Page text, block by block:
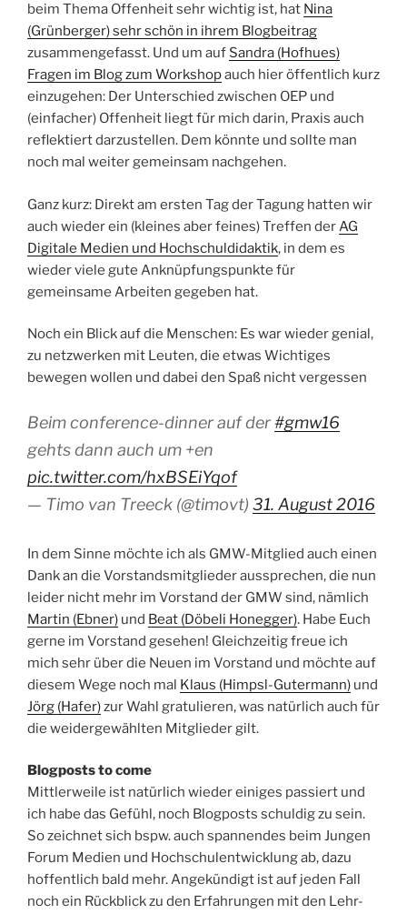
beim Thema Offenheit sehr wichtig ist, hat Nina
(Grünberger) sehr schön in ihrem Blogbeitrag
zusammengefasst. Und um auf Sandra (Hofhues)
Fragen im Blog zum Workshopauch hier öffentlich kurz
einzugehen: Der Unterschied zwischen OEP und
(einfacher) Offenheit liegt für mich darin, Praxis auch
reflektiert darzustellen. Dem könnte und sollte man
noch mal weiter gemeinsam nachgehen.
Ganz kurz: Direkt am ersten Tag der Tagung hatten wir
auch wieder ein (kleines aber feines) Treffen derAG
Digitale Medien und Hochschuldidaktik, in dem es
wieder viele gute Anknüpfungspunkte für
gemeinsame Arbeiten gegeben hat.
Noch ein Blick auf die Menschen: Es war wieder genial,
zu netzwerken mit Leuten, die etwas Wichtiges
bewegen wollen und dabei den Spaß nicht vergessen
Beim conference-dinner auf der#gmw16
gehts dann auch um +en
pic.twitter.com/hxBSEiYqof
— Timo van Treeck (@timovt) 31. August 2016
In dem Sinne möchte ich als GMW-Mitglied auch einen
Dank an die Vorstandsmitglieder aussprechen, die nun
leider nicht mehr im Vorstand der GMW sind, nämlich
Martin (Ebner) und Beat (Döbeli Honegger). Habe Euch
gerne im Vorstand gesehen! Gleichzeitig freue ich
mich sehr über die Neuen im Vorstand und möchte auf
diesem Wege noch mal Klaus (Himpsl-Gutermann) und
Jörg (Hafer)zur Wahl gratulieren, was natürlich auch für
die weidergewählten Mitglieder gilt.
Blogposts to come
Mittlerweile ist natürlich wieder einiges passiert und
ich habe das Gefühl, noch Blogposts schuldig zu sein.
So zeichnet sich bspw. auch spannendes beim Jungen
Forum Medien und Hochschulentwicklung ab, dazu
hoffentlich bald mehr. Angekündigt ist auf jeden Fall
noch ein Rückblick zu den Erfahrungen mit den Lehr-